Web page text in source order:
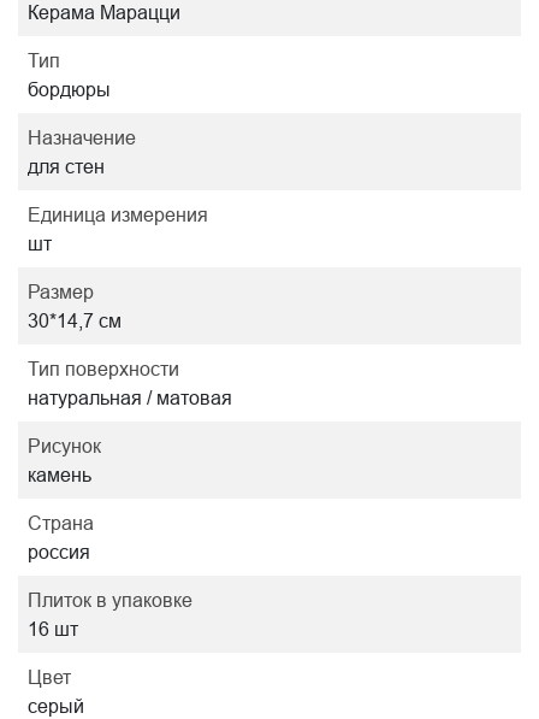
Керама Марацци
Тип
бордюры
Назначение
для стен
Единица измерения
шт
Размер
30*14,7 см
Тип поверхности
натуральная / матовая
Рисунок
камень
Страна
россия
Плиток в упаковке
16 шт
Цвет
серый